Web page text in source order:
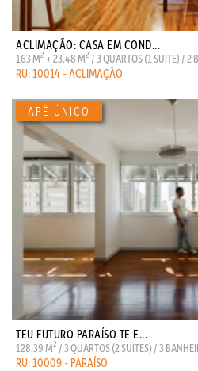
ACLIMAÇÃO: CASA EM COND...
163 M2 + 23.48 M2 / 3 QUARTOS (1 SUITE) / 2
RU: 10014 - ACLIMAÇÃO
TEU FUTURO PARAÍSO TE E...
128.39 M2 / 3 QUARTOS (2 SUITES) / 3
RU: 10009 - PARAÍSO